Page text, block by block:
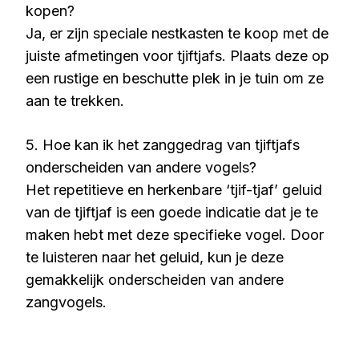
kopen?
Ja, er zijn speciale nestkasten te koop met de
juiste afmetingen voor tjiftjafs. Plaats deze op
een rustige en beschutte plek in je tuin om ze
aan te trekken.
5. Hoe kan ik het zanggedrag van tjiftjafs
onderscheiden van andere vogels?
Het repetitieve en herkenbare ‘tjif-tjaf’ geluid
van de tjiftjaf is een goede indicatie dat je te
maken hebt met deze specifieke vogel. Door
te luisteren naar het geluid, kun je deze
gemakkelijk onderscheiden van andere
zangvogels.